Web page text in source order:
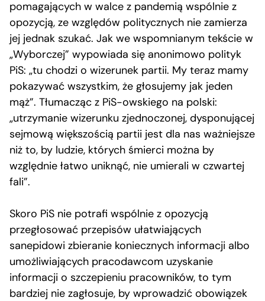
pomagających w walce z pandemią wspólnie z
opozycją, ze względów politycznych nie zamierza
jej jednak szukać. Jak we wspomnianym tekście w
„Wyborczej” wypowiada się anonimowo polityk
PiS: „tu chodzi o wizerunek partii. My teraz mamy
pokazywać wszystkim, że głosujemy jak jeden
mąż”. Tłumacząc z PiS-owskiego na polski:
„utrzymanie wizerunku zjednoczonej, dysponującej
sejmową większością partii jest dla nas ważniejsze
niż to, by ludzie, których śmierci można by
względnie łatwo uniknąć, nie umierali w czwartej
fali”.
Skoro PiS nie potrafi wspólnie z opozycją
przegłosować przepisów ułatwiających
sanepidowi zbieranie koniecznych informacji albo
umożliwiających pracodawcom uzyskanie
informacji o szczepieniu pracowników, to tym
bardziej nie zagłosuje, by wprowadzić obowiązek